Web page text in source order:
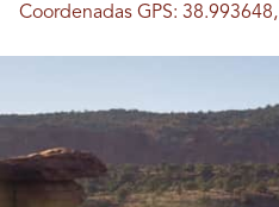
Coordenadas GPS: